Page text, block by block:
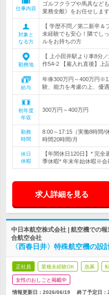
仕事内容
ゴルフクラブや馬具など
業務全般》をお任せします
対象と
なる方
【 学歴不問／第二新卒
未経験でも安心！隣でし
ルをお持ちの方
勤務地
【 上小田井駅より車8分
作54-2 【雇入れ直後】上
給与
年俸300万円～400万円
験、能力を考慮の上、優
初年度
年収
300万円～400万円
勤務
時間
8:00～17:15（実働8時間
時間20時間/月
休日
休暇
【年間休日120日】* 完
季休暇* 年末年始休暇※会
求人詳細を見る
中日本航空株式会社 | 航空機での
合航空会社
〈西春日井〉特殊航空機の設
正社員 業種未経験OK 急募
女性のおしごと掲載中
情報更新日：2026/06/19 終了予定日：